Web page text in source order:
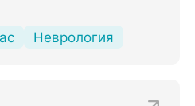
Неврология